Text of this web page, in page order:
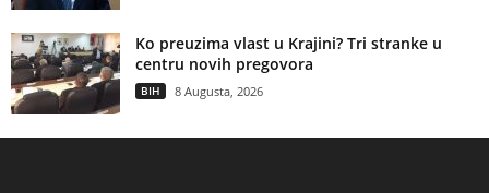
Ko preuzima vlast u Krajini? Tri stranke u
centru novih pregovora
BIH 8 Augusta, 2026